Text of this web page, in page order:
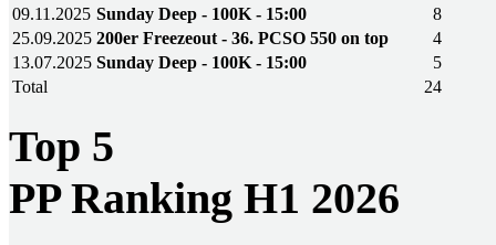
09.11.2025 Sunday Deep - 100K - 15:00
8
25.09.2025 200er Freezeout - 36. PCSO 550 on top
4
13.07.2025 Sunday Deep - 100K - 15:00
5
Total
24
Top 5
PP Ranking H1 2026